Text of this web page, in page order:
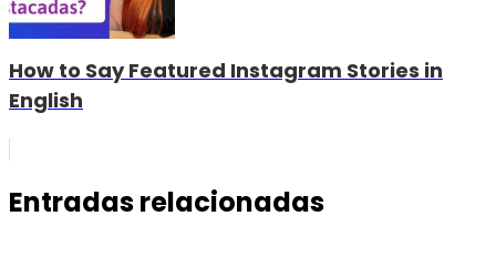
How to Say Featured Instagram Stories in
English
Entradas relacionadas